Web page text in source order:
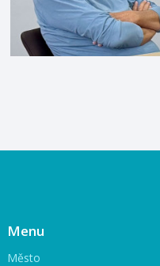
Menu
Město